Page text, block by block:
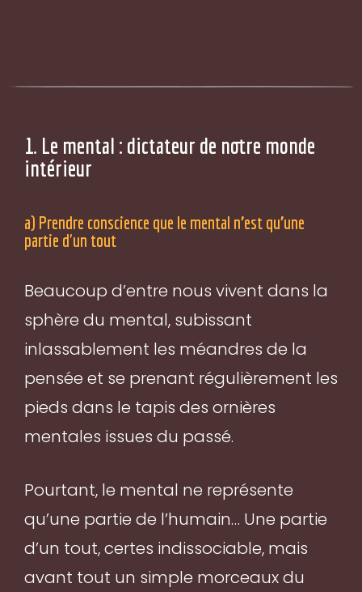
1. Le mental : dictateur de notre monde
intérieur
a) Prendre conscience que le mental n’est qu’une
partie d'un tout
Beaucoup d’entre nous vivent dans la
sphère du mental, subissant
inlassablement les méandres de la
pensée et se prenant régulièrement les
pieds dans le tapis des ornières
mentales issues du passé.
Pourtant, le mental ne représente
qu’une partie de l’humain… Une partie
d’un tout, certes indissociable, mais
avant tout un simple morceaux du